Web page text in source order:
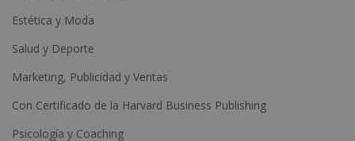
Estética y Moda
Salud y Deporte
Marketing, Publicidad y Ventas
Con Certificado de la Harvard Business Publishing
Psicología y Coaching